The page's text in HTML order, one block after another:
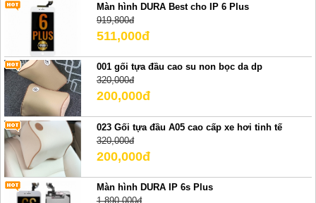
Màn hình DURA Best cho IP 6 Plus
919,800đ
511,000đ
001 gối tựa đầu cao su non bọc da dp
320,000đ
200,000đ
023 Gối tựa đầu A05 cao cấp xe hơi tinh tế
320,000đ
200,000đ
Màn hình DURA IP 6s Plus
1,890,000đ